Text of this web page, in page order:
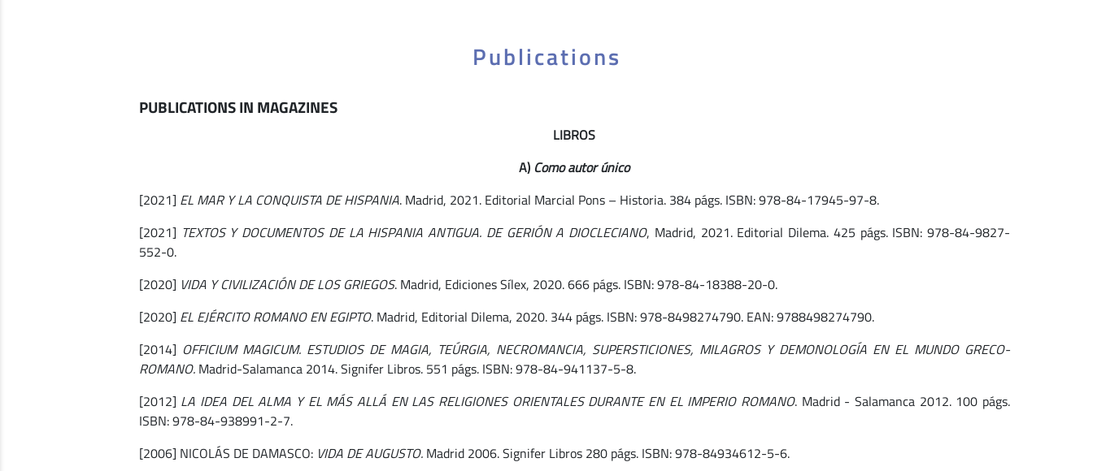
Publications
PUBLICATIONS IN MAGAZINES
LIBROS
A) Como autor único
[2021] EL MAR Y LA CONQUISTA DE HISPANIA. Madrid, 2021. Editorial Marcial Pons – Historia. 384 págs. ISBN: 978-84-17945-97-8.
[2021] TEXTOS Y DOCUMENTOS DE LA HISPANIA ANTIGUA. DE GERIÓN A DIOCLECIANO, Madrid, 2021. Editorial Dilema. 425 págs. ISBN: 978-84-9827-
552-0.
[2020] VIDA Y CIVILIZACIÓN DE LOS GRIEGOS. Madrid, Ediciones Sílex, 2020. 666 págs. ISBN: 978-84-18388-20-0.
[2020] EL EJÉRCITO ROMANO EN EGIPTO. Madrid, Editorial Dilema, 2020. 344 págs. ISBN: 978-8498274790. EAN: 9788498274790.
[2014] OFFICIUM MAGICUM. ESTUDIOS DE MAGIA, TEÚRGIA, NECROMANCIA, SUPERSTICIONES, MILAGROS Y DEMONOLOGÍA EN EL MUNDO GRECO-
ROMANO.Madrid-Salamanca 2014. Signifer Libros. 551 págs. ISBN: 978-84-941137-5-8.
[2012] LA IDEA DEL ALMA Y EL MÁS ALLÁ EN LAS RELIGIONES ORIENTALES DURANTE EN EL IMPERIO ROMANO. Madrid - Salamanca 2012. 100 págs.
ISBN: 978-84-938991-2-7.
[2006] NICOLÁS DE DAMASCO: VIDA DE AUGUSTO.Madrid 2006. Signifer Libros 280 págs. ISBN: 978-84934612-5-6.